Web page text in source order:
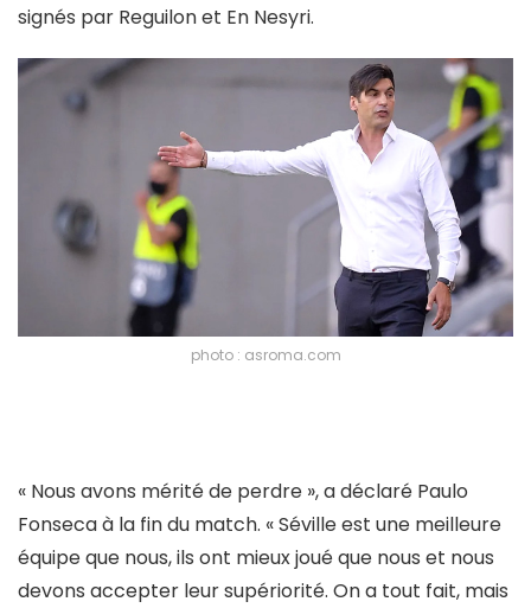
signés par Reguilon et En Nesyri.
photo : asroma.com
« Nous avons mérité de perdre », a déclaré Paulo
Fonseca à la fin du match. « Séville est une meilleure
équipe que nous, ils ont mieux joué que nous et nous
devons accepter leur supériorité. On a tout fait, mais